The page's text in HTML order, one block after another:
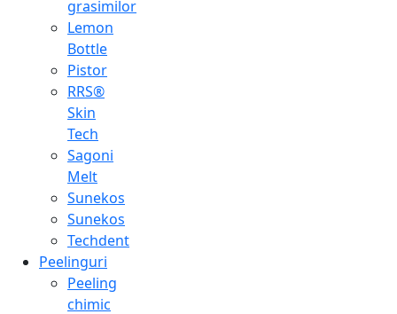
grasimilor
Lemon
Bottle
Pistor
RRS®
Skin
Tech
Sagoni
Melt
Sunekos
Sunekos
Techdent
Peelinguri
Peeling
chimic